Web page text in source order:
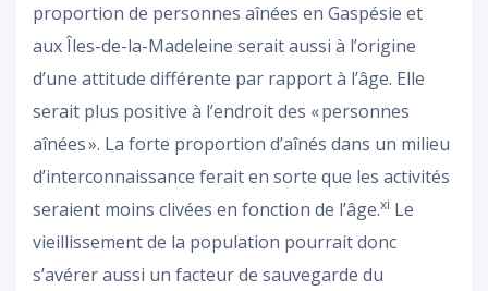
proportion de personnes aînées en Gaspésie et
aux Îles-de-la-Madeleine serait aussi à l’origine
d’une attitude différente par rapport à l’âge. Elle
serait plus positive à l’endroit des « personnes
aînées ». La forte proportion d’aînés dans un milieu
d’interconnaissance ferait en sorte que les activités
seraient moins clivées en fonction de l’âge.xi Le
vieillissement de la population pourrait donc
s’avérer aussi un facteur de sauvegarde du